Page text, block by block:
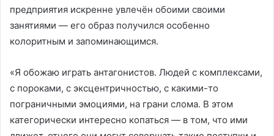
предприятия искренне увлечён обоими своими
занятиями — его образ получился особенно
колоритным и запоминающимся.
«Я обожаю играть антагонистов. Людей с комплексами,
с пороками, с эксцентричностью, с какими-то
пограничными эмоциями, на грани слома. В этом
категорически интересно копаться — в том, что ими